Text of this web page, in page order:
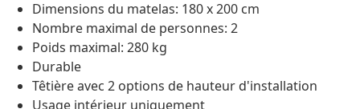
Dimensions du matelas: 180 x 200 cm
Nombre maximal de personnes: 2
Poids maximal: 280 kg
Durable
Têtière avec 2 options de hauteur d'installation
Usage intérieur uniquement